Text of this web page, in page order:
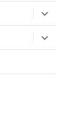
öffnen
öffnen